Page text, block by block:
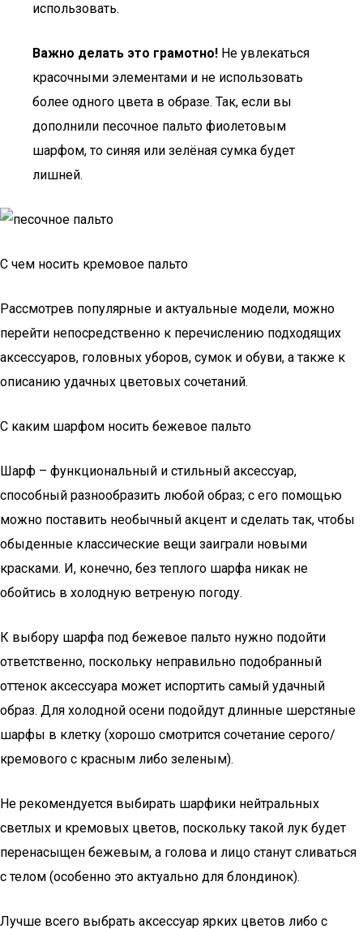
использовать.
Важно делать это грамотно! Не увлекаться
красочными элементами и не использовать
более одного цвета в образе. Так, если вы
дополнили песочное пальто фиолетовым
шарфом, то синяя или зелёная сумка будет
лишней.
С чем носить кремовое пальто
Рассмотрев популярные и актуальные модели, можно
перейти непосредственно к перечислению подходящих
аксессуаров, головных уборов, сумок и обуви, а также к
описанию удачных цветовых сочетаний.
С каким шарфом носить бежевое пальто
Шарф – функциональный и стильный аксессуар,
способный разнообразить любой образ; с его помощью
можно поставить необычный акцент и сделать так, чтобы
обыденные классические вещи заиграли новыми
красками. И, конечно, без теплого шарфа никак не
обойтись в холодную ветреную погоду.
К выбору шарфа под бежевое пальто нужно подойти
ответственно, поскольку неправильно подобранный
оттенок аксессуара может испортить самый удачный
образ. Для холодной осени подойдут длинные шерстяные
шарфы в клетку (хорошо смотрится сочетание серого/
кремового с красным либо зеленым).
Не рекомендуется выбирать шарфики нейтральных
светлых и кремовых цветов, поскольку такой лук будет
перенасыщен бежевым, а голова и лицо станут сливаться
с телом (особенно это актуально для блондинок).
Лучше всего выбрать аксессуар ярких цветов либо с